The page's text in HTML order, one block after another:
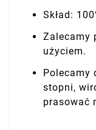
Skład:
Zalecamy
użyciem.
Polecamy
stopni,
prasować